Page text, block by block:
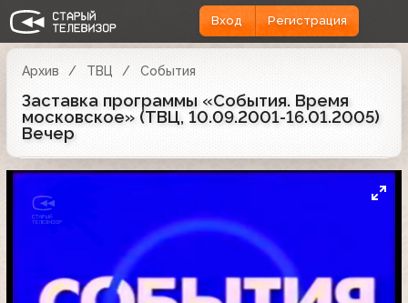
Вход Регистрация
Архив ТВЦ События
Заставка программы «События. Время
московское» (ТВЦ, 10.09.2001-16.01.2005)
Вечер